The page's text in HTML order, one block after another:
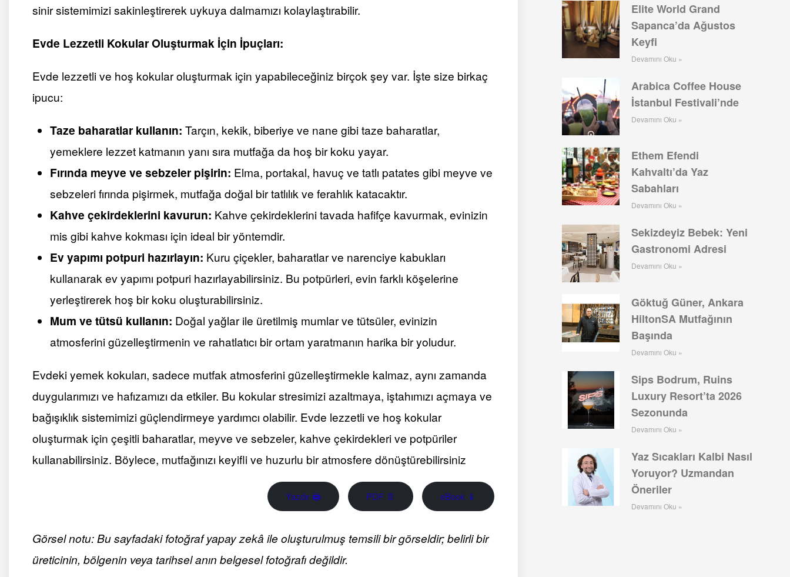
sinir sistemimizi sakinleştirerek uykuya dalmamızı kolaylaştırabilir.
Evde Lezzetli Kokular Oluşturmak İçin İpuçları:
Evde lezzetli ve hoş kokular oluşturmak için yapabileceğiniz birçok şey var. İşte size birkaç
ipucu:
Taze baharatlar kullanın: Tarçın, kekik, biberiye ve nane gibi taze baharatlar,
yemeklere lezzet katmanın yanı sıra mutfağa da hoş bir koku yayar.
Fırında meyve ve sebzeler pişirin: Elma, portakal, havuç ve tatlı patates gibi meyve ve
sebzeleri fırında pişirmek, mutfağa doğal bir tatlılık ve ferahlık katacaktır.
Kahve çekirdeklerini kavurun: Kahve çekirdeklerini tavada hafifçe kavurmak, evinizin
mis gibi kahve kokması için ideal bir yöntemdir.
Ev yapımı potpuri hazırlayın: Kuru çiçekler, baharatlar ve narenciye kabukları
kullanarak ev yapımı potpuri hazırlayabilirsiniz. Bu potpürleri, evin farklı köşelerine
yerleştirerek hoş bir koku oluşturabilirsiniz.
Mum ve tütsü kullanın: Doğal yağlar ile üretilmiş mumlar ve tütsüler, evinizin
atmosferini güzelleştirmenin ve rahatlatıcı bir ortam yaratmanın harika bir yoludur.
Evdeki yemek kokuları, sadece mutfak atmosferini güzelleştirmekle kalmaz, aynı zamanda
duygularımızı ve hafızamızı da etkiler. Bu kokular stresimizi azaltmaya, iştahımızı açmaya ve
bağışıklık sistemimizi güçlendirmeye yardımcı olabilir. Evde lezzetli ve hoş kokular
oluşturmak için çeşitli baharatlar, meyve ve sebzeler, kahve çekirdekleri ve potpüriler
kullanabilirsiniz. Böylece, mutfağınızı keyifli ve huzurlu bir atmosfere dönüştürebilirsiniz
Yazdır 🖨 PDF 📄 eBook 📱
Görsel notu: Bu sayfadaki fotoğraf yapay zekâ ile oluşturulmuş temsili bir görseldir; belirli bir
üreticinin, bölgenin veya tarihsel anın belgesel fotoğrafı değildir.
Elite World Grand
Sapanca’da Ağustos
Keyfi
Devamını Oku »
Arabica Coffee House
İstanbul Festivali’nde
Devamını Oku »
Ethem Efendi
Kahvaltı’da Yaz
Sabahları
Devamını Oku »
Sekizdeyiz Bebek: Yeni
Gastronomi Adresi
Devamını Oku »
Göktuğ Güner, Ankara
HiltonSA Mutfağının
Başında
Devamını Oku »
Sips Bodrum, Ruins
Luxury Resort’ta 2026
Sezonunda
Devamını Oku »
Yaz Sıcakları Kalbi Nasıl
Yoruyor? Uzmandan
Öneriler
Devamını Oku »